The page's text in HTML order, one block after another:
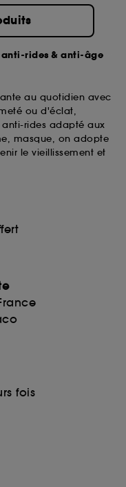
anti-rides & anti-âge
au quotidien avec
ou d'éclat,
rides adapté aux
masque, on adopte
le vieillissement et
fois